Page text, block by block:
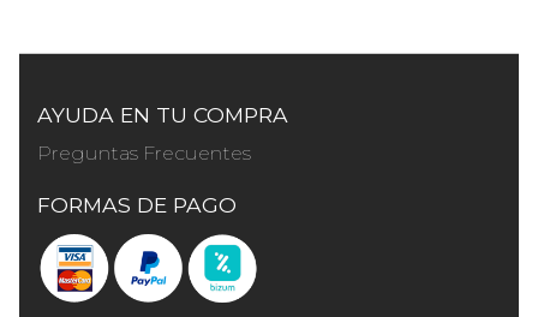
AYUDA EN TU COMPRA
Preguntas Frecuentes
FORMAS DE PAGO